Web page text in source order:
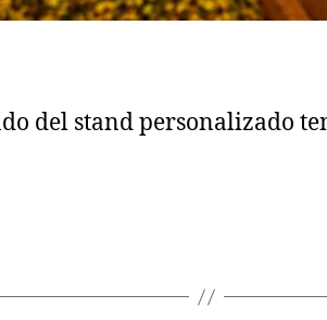
del stand personalizado